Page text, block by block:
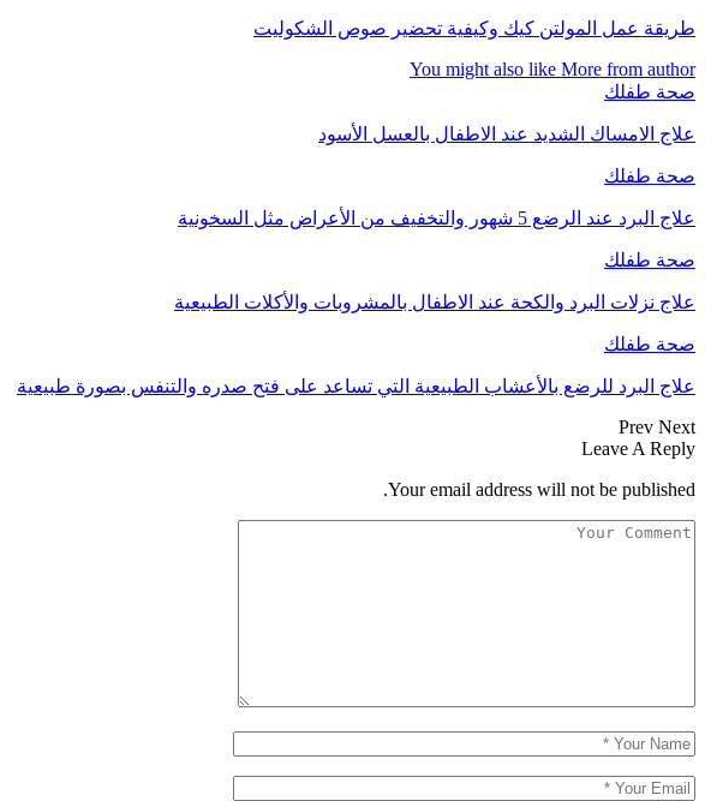
طريقة عمل المولتن كيك وكيفية تحضير صوص الشكوليت
You might also like More from author
صحة طفلك
علاج الامساك الشديد عند الاطفال بالعسل الأسود
صحة طفلك
علاج البرد عند الرضع 5 شهور والتخفيف من الأعراض مثل السخونية
صحة طفلك
علاج نزلات البرد والكحة عند الاطفال بالمشروبات والأكلات الطبيعية
صحة طفلك
علاج البرد للرضع بالأعشاب الطبيعية التي تساعد على فتح صدره والتنفس بصورة طبيعية
Prev Next
Leave A Reply
Your email address will not be published.